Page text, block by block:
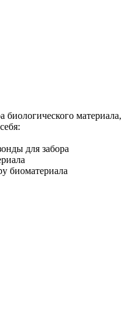
биологического материала,
для забора
биоматериала